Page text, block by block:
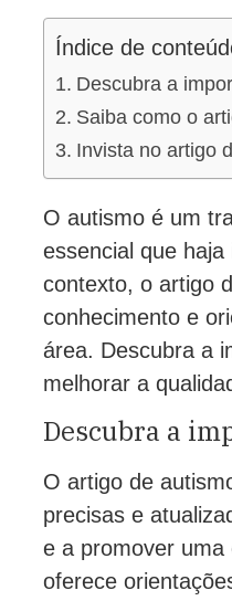
Índice de
Descubra a
Saiba como o
Invista no artigo
O autismo é um
essencial que
contexto, o artigo
conhecimento e
área. Descubra a
melhorar a
Descubra a
O artigo de
precisas e
e a promover uma
oferece